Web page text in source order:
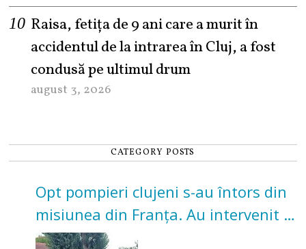
Raisa, fetița de 9 ani care a murit în
accidentul de la intrarea în Cluj, a fost
condusă pe ultimul drum
august 3, 2026
CATEGORY POSTS
Opt pompieri clujeni s-au întors din
misiunea din Franța. Au intervenit la
incendii de vegetație și pădure